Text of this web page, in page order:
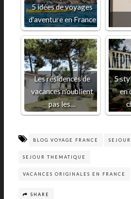
5 idées de voyages
d'aventure en France
Les résidences de
vacances n'oublient
pas les…
5
en
BLOG VOYAGE FRANCE
SEJOUR THEMATIQUE
VACANCES ORIGINALES EN FRANCE
SHARE